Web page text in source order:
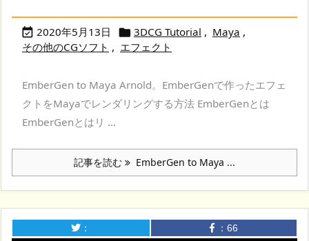
 2020年5月13日  3DCG Tutorial , Maya ,
その他のCGソフト , エフェクト
EmberGen to Maya Arnold。EmberGenで作ったエフェ
クトをMayaでレンダリングする方法 EmberGenとは
EmberGenとはリ ...
記事を読む EmberGen to Maya ...
： ： 66